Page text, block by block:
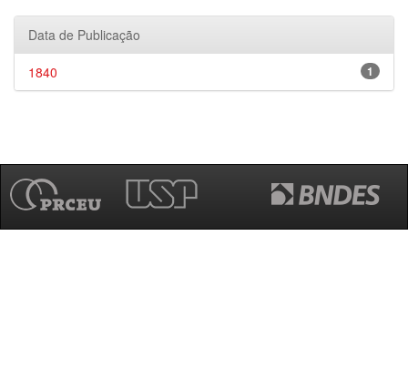
Data de Publicação
1
1840